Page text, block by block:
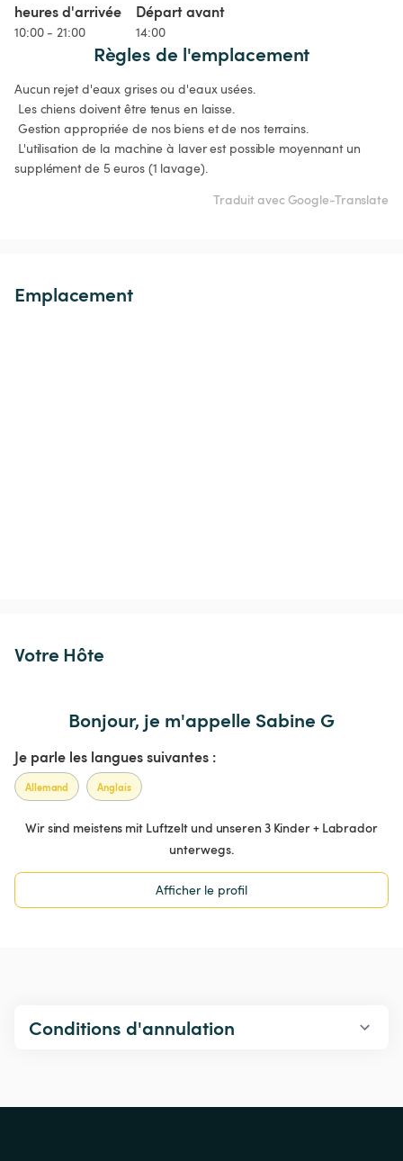
heures d'arrivée
10:00 - 21:00
Départ avant
14:00
Règles de l'emplacement
Aucun rejet d'eaux grises ou d'eaux usées.
Traduit avec Google-Translate
Emplacement
Votre Hôte
Bonjour, je m'appelle Sabine G
Je parle les langues suivantes :
Allemand Anglais
Wir sind meistens mit Luftzelt und unseren 3 Kinder + Labrador
unterwegs.
Afficher le profil
Conditions d'annulation